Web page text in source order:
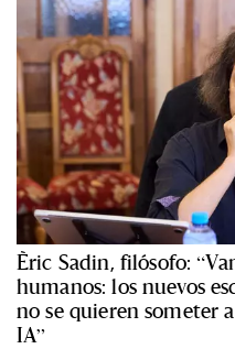
Èric Sadin, filósofo:
humanos: los nuevos
no se quieren someter
IA”